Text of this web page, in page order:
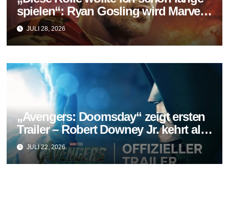
spielen“: Ryan Gosling wird Marvels
neuer Ghost Rider
JULI 28, 2026
„Avengers: Doomsday“ zeigt ersten
Trailer – Robert Downey Jr. kehrt als
Doctor Doom zurück
JULI 22, 2026